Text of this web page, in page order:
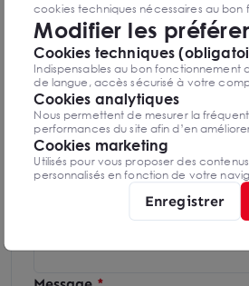
01 88 608
Mettre en
Nom Prénom
Email
cookies techniques nécessaires au bon
seront déposés. Pour plus
la page«Protection des données à
personnel ».Lorsque vous naviguez
peut être amenée à déposer des
possibilité de désactiver les cookies, ces
valables que sur le navigateur que vous
Modifier les
Cookies techniques
Indispensables au bon fonctionnement
de langue, accès sécurisé à votre
Cookies analytiques
Nous permettent de mesurer la
performances du site afin d’en
Cookies marketing
Utilisés pour vous proposer des
personnalisés en fonction de votre
Enregistrer